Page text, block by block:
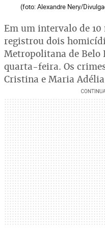
(foto: Alexandre Nery/
Em um intervalo de
registrou dois
Metropolitana de Belo
quarta-feira. Os
Cristina e Maria